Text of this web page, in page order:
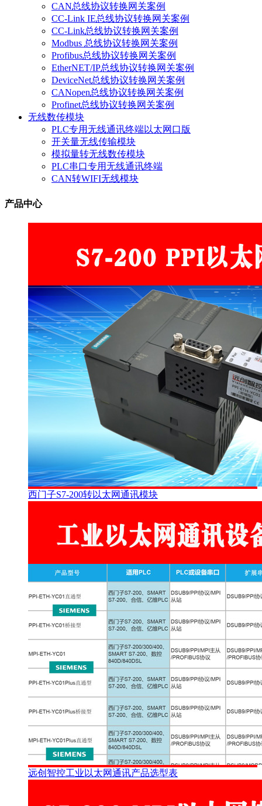
CAN总线协议转换网关案例
CC-Link IE总线协议转换网关案例
CC-Link总线协议转换网关案例
Modbus 总线协议转换网关案例
Profibus总线协议转换网关案例
EtherNET/IP总线协议转换网关案例
DeviceNet总线协议转换网关案例
CANopen总线协议转换网关案例
Profinet总线协议转换网关案例
无线数传模块
PLC专用无线通讯终端以太网口版
开关量无线传输模块
模拟量转无线数传模块
PLC串口专用无线通讯终端
CAN转WIFI无线模块
产品中心
西门子S7-200转以太网通讯模块
远创智控工业以太网通讯产品选型表